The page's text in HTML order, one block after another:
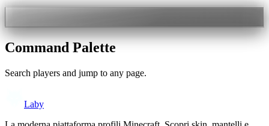
Command Palette
Search players and jump to any page.
Laby